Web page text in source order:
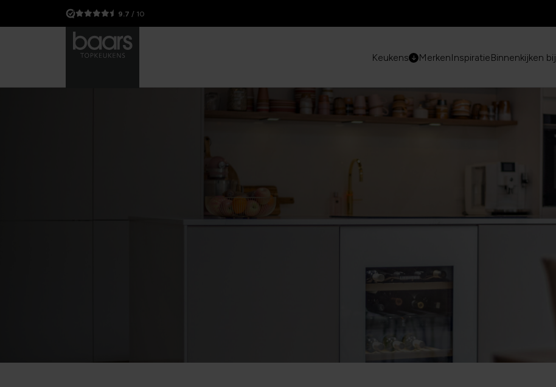
9.7 / 10
Keukens MerkenInspiratieBinnenkijken bij